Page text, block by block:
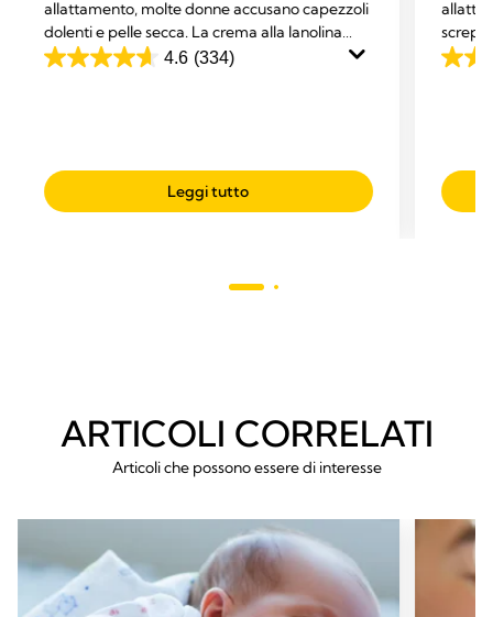
allattamento, molte donne accusano capezzoli
dolenti e pelle secca. La crema alla lanolina
Purelan™ offre un rapido sollievo per capezzoli
4.6 (334)
4.6
334
recensioni
Leggi tutto
un
4.7
149
ARTICOLI CORRELATI
Articoli che possono essere di interesse